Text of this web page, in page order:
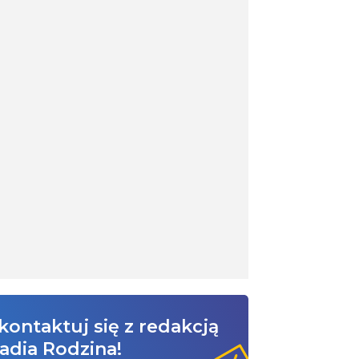
się z redakcją
Rodzina!